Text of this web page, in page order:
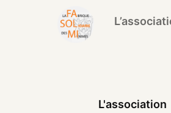
L'association